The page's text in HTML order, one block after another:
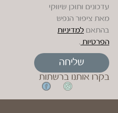
עדכונים ותוכן שיווקי
מאת ציפור הנפש
בהתאם למדיניות
הפרטיות .
שליחה
בקרו אותנו ברשתות